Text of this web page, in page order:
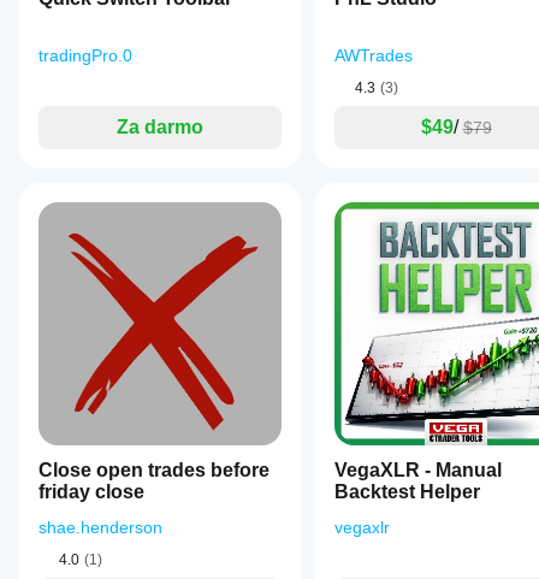
tradingPro.0
Za darmo
AWTrades
4.3 (3)
$49/ $79
Close open trades before
friday close
shae.henderson
4.0 (1)
VegaXLR - Manual
Backtest Helper
vegaxlr